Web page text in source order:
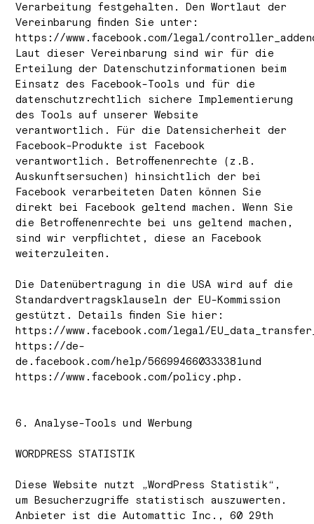
Verarbeitung festgehalten. Den Wortlaut der
Vereinbarung finden Sie unter:
https://www.facebook.com/legal/
Laut dieser Vereinbarung sind wir für die
Erteilung der Datenschutzinformationen beim
Einsatz des Facebook-Tools und für die
datenschutzrechtlich sichere Implementierung
des Tools auf unserer Website
verantwortlich. Für die Datensicherheit der
Facebook-Produkte ist Facebook
verantwortlich. Betroffenenrechte (z.B.
Auskunftsersuchen) hinsichtlich der bei
Facebook verarbeiteten Daten können Sie
direkt bei Facebook geltend machen. Wenn Sie
die Betroffenenrechte bei uns geltend machen,
sind wir verpflichtet, diese an Facebook
weiterzuleiten.
Die Datenübertragung in die USA wird auf die
Standardvertragsklauseln der EU-Kommission
gestützt. Details finden Sie hier:
https://www.facebook.com/legal/
https://de-
de.facebook.com/help/566994660333381und
https://www.facebook.com/policy.php.
6. Analyse-Tools und Werbung
WORDPRESS STATISTIK
Diese Website nutzt „WordPress Statistik“,
um Besucherzugriffe statistisch auszuwerten.
Anbieter ist die Automattic Inc., 60 29th